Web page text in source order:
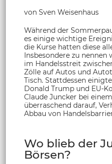
von Sven Weisenhaus
Während der
es einige wichtige
die Kurse hatten diese
Insbesondere zu nennen
im Handelsstreit
Zölle auf Autos und
Tisch. Stattdessen
Donald Trump und EU-
Claude Juncker bei
überraschend darauf,
Abbau von
Wo blieb der
Börsen?